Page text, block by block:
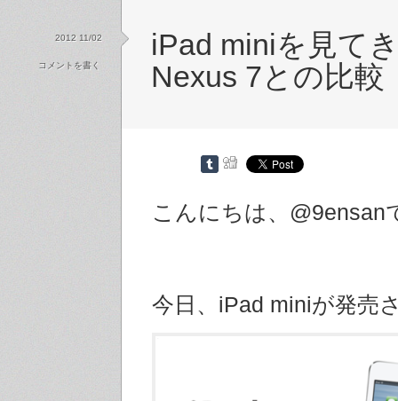
iPad miniを見て
Nexus 7との比較
こんにちは、@9ensan
今日、iPad miniが発売
2012 11/02
コメントを書く